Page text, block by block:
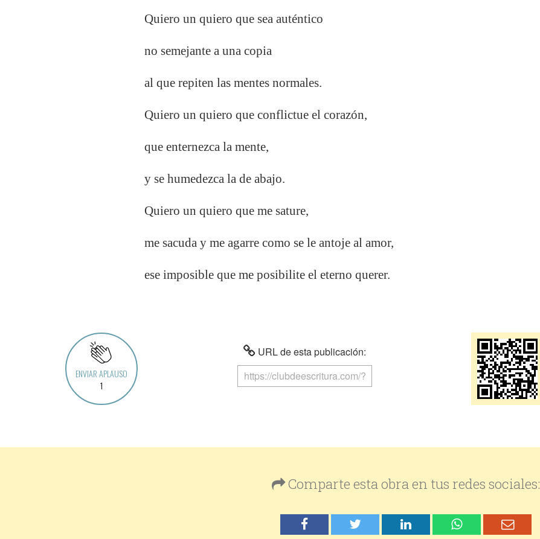
Quiero un quiero que sea auténtico
no semejante a una copia
al que repiten las mentes normales.
Quiero un quiero que conflictue el corazón,
que enternezca la mente,
y se humedezca la de abajo.
Quiero un quiero que me sature,
me sacuda y me agarre como se le antoje al amor,
ese imposible que me posibilite el eterno querer.
ENVIAR APLAUSO
1
URL de esta publicación:
Comparte esta obra en tus redes sociales: